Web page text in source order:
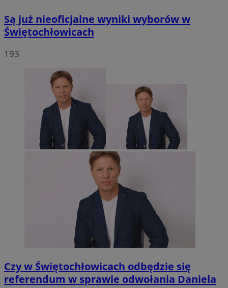
Są już nieoficjalne wyniki wyborów w
Świętochłowicach
193
Czy w Świętochłowicach odbędzie się
referendum w sprawie odwołania Daniela